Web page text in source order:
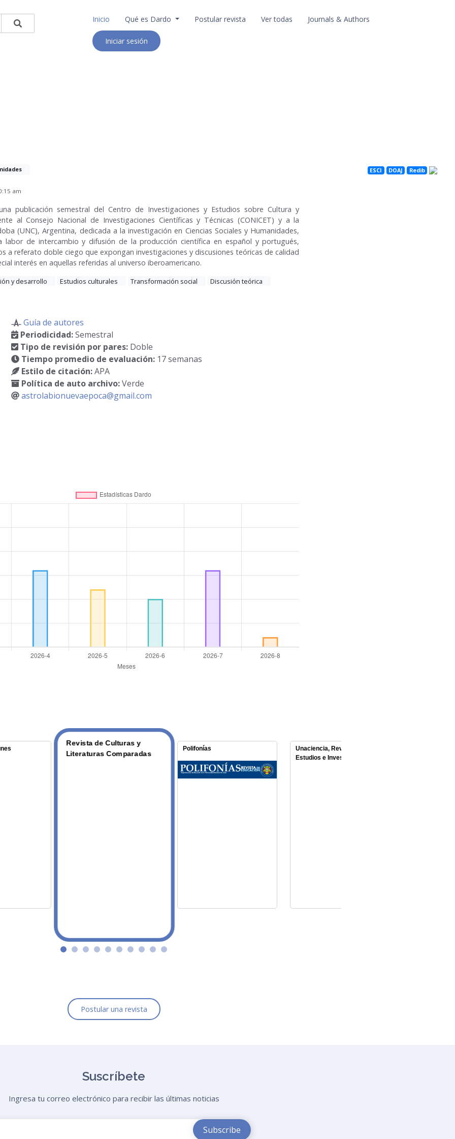
Inicio Qué es Dardo Postular revista Ver todas Journals & Authors
Iniciar sesión
ESCI DOAJ Redib
am
publicación semestral del Centro de Investigaciones y Estudios sobre Cultura y
al Consejo Nacional de Investigaciones Científicas y Técnicas (CONICET) y a la
(UNC), Argentina, dedicada a la investigación en Ciencias Sociales y Humanidades,
de intercambio y difusión de la producción científica en español y portugués,
a referato doble ciego que expongan investigaciones y discusiones teóricas de calidad
interés en aquellas referidas al universo iberoamericano.
y desarrollo Estudios culturales Transformación social Discusión teórica
Guía de autores
Periodicidad:Semestral
Tipo de revisión por pares:Doble
Tiempo promedio de evaluación:17 semanas
Estilo de citación:APA
Política de auto archivo:Verde
astrolabionuevaepoca@gmail.com
Revista de Culturas y
Literaturas Comparadas
Polifonías
Unaciencia, Revista de
Estudios e Investigaciones
Suscríbete